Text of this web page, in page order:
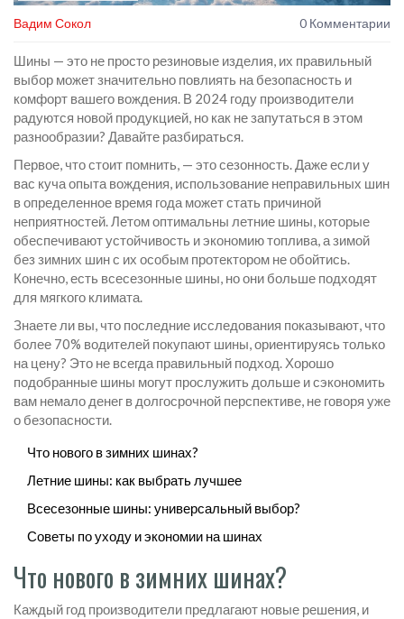
Вадим Сокол 0 Комментарии
Шины — это не просто резиновые изделия, их правильный
выбор может значительно повлиять на безопасность и
комфорт вашего вождения. В 2024 году производители
радуются новой продукцией, но как не запутаться в этом
разнообразии? Давайте разбираться.
Первое, что стоит помнить, — это сезонность. Даже если у
вас куча опыта вождения, использование неправильных шин
в определенное время года может стать причиной
неприятностей. Летом оптимальны летние шины, которые
обеспечивают устойчивость и экономию топлива, а зимой
без зимних шин с их особым протектором не обойтись.
Конечно, есть всесезонные шины, но они больше подходят
для мягкого климата.
Знаете ли вы, что последние исследования показывают, что
более 70% водителей покупают шины, ориентируясь только
на цену? Это не всегда правильный подход. Хорошо
подобранные шины могут прослужить дольше и сэкономить
вам немало денег в долгосрочной перспективе, не говоря уже
о безопасности.
Что нового в зимних шинах?
Летние шины: как выбрать лучшее
Всесезонные шины: универсальный выбор?
Советы по уходу и экономии на шинах
Что нового в зимних шинах?
Каждый год производители предлагают новые решения, и